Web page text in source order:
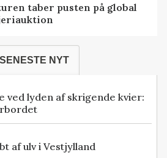
taber pusten på global
SENESTE NYT
ved lyden af skrigende kvier:
af ulv i Vestjylland